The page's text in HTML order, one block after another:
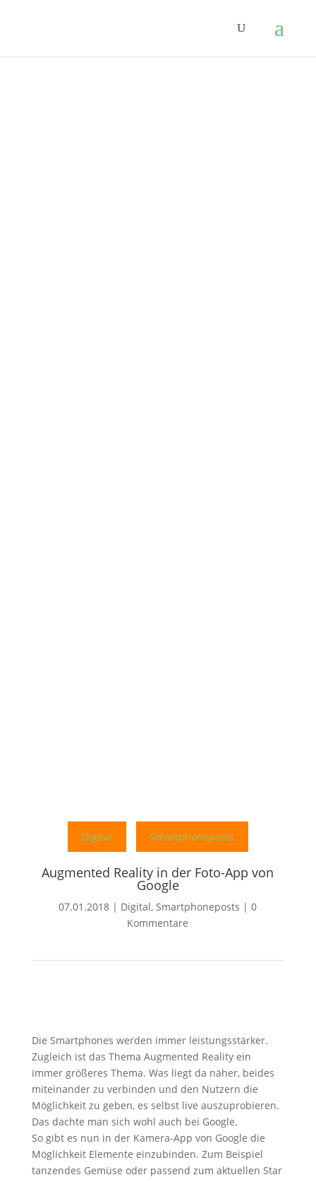
Digital Smartphoneposts
Augmented Reality in der Foto-App von
Google
07.01.2018 | Digital,Smartphoneposts |0
Kommentare
Die Smartphones werden immer leistungsstärker.
Zugleich ist das Thema Augmented Reality ein
immer größeres Thema. Was liegt da näher, beides
miteinander zu verbinden und den Nutzern die
Möglichkeit zu geben, es selbst live auszuprobieren.
Das dachte man sich wohl auch bei Google.
So gibt es nun in der Kamera-App von Google die
Möglichkeit Elemente einzubinden. Zum Beispiel
tanzendes Gemüse oder passend zum aktuellen Star